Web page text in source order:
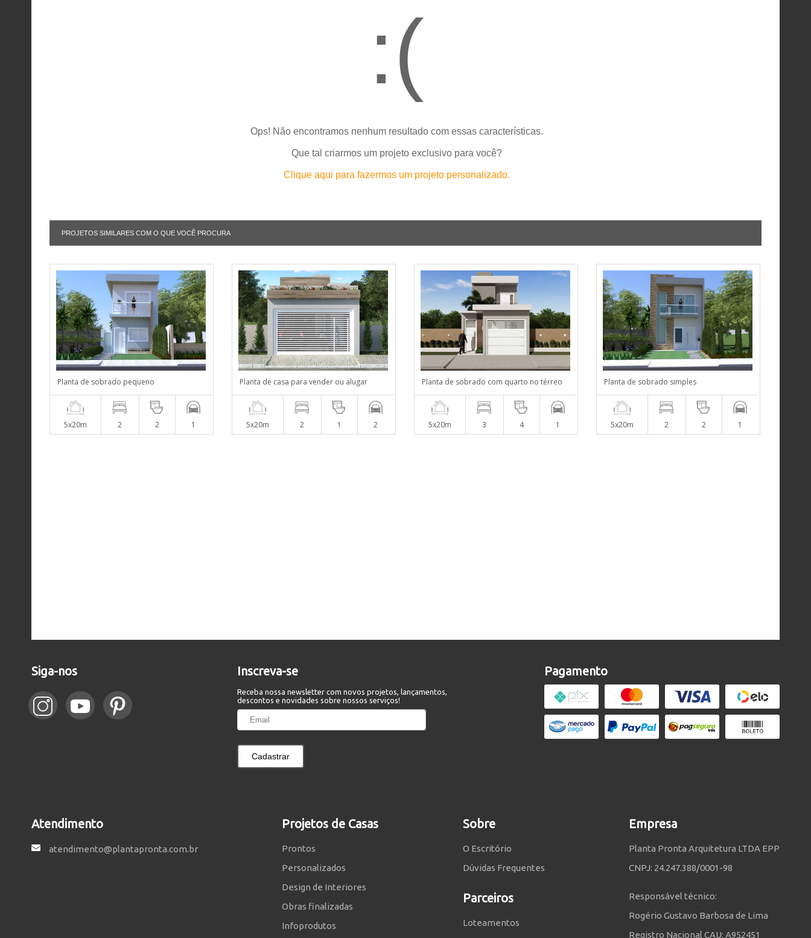
:(
Ops! Não encontramos nenhum resultado com essas características.
Que tal criarmos um projeto exclusivo para você?
Clique aqui para fazermos um projeto personalizado.
PROJETOS SIMILARES COM O QUE VOCÊ PROCURA
Planta de sobrado pequeno
5x20m 2 2 1
Planta de casa para vender ou alugar
5x20m 2 1 2
Planta de sobrado com quarto no térreo
5x20m 3 4 1
Planta de sobrado simples
5x20m 2 2 1
Siga-nos Inscreva-se
Receba nossa newsletter com novos projetos, lançamentos,
descontos e novidades sobre nossos serviços!
Cadastrar
Pagamento
Atendimento
atendimento@plantapronta.com.br
Projetos de Casas
Prontos
Personalizados
Design de Interiores
Obras finalizadas
Infoprodutos
Sobre
O Escritório
Dúvidas Frequentes
Parceiros
Loteamentos
Empresa
Planta Pronta Arquitetura LTDA EPP
CNPJ: 24.247.388/0001-98
Responsável técnico:
Rogério Gustavo Barbosa de Lima
Registro Nacional CAU: A952451